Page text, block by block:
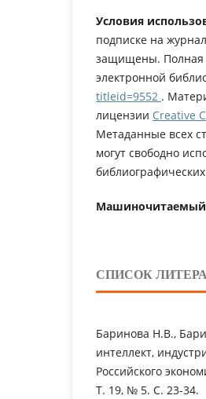
Условия
подписке на
защищены. Полная
электронной
titleid=9552 .
лицензии Creative
Метаданные всех
могут свободно
СПИСОК
Баринова Н.В.,
интеллект,
Российского
Т. 19, № 5. С. 23-34.